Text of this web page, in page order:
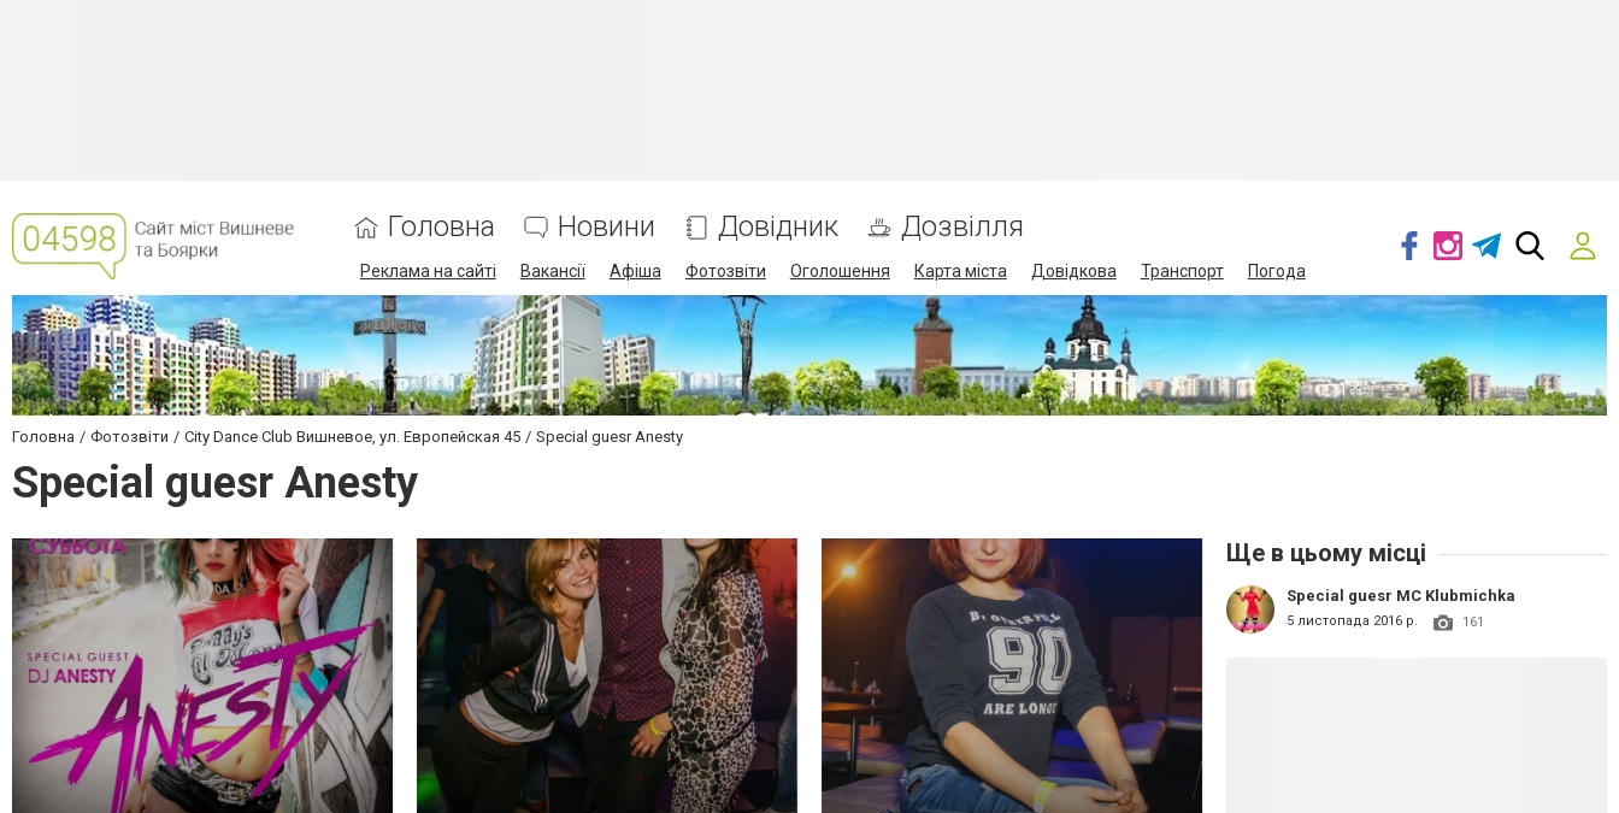
Головна Новини Довідник Дозвілля
Реклама на сайті Вакансії Афіша Фотозвіти Оголошення Карта міста Довідкова Транспорт Погода
Головна Фотозвіти City Dance Club Вишневое, ул. Европейская 45 Special guesr Anesty
Special guesr Anesty
Ще в цьому місці
Special guesr MC Klubmichka
5 листопада 2016 р. 161